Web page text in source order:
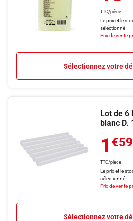
TTC/pièce
Le prix et le
sélectionné
Prix de vente
Sélectionnez votre
Lot de 6
blanc D.
1 €59
TTC/pièce
Le prix et le
sélectionné
Prix de vente
Sélectionnez votre